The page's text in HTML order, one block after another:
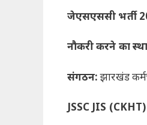
जेएसएससी भर्ती
नौकरी करने का
संगठन:झारखंड
JSSC JIS